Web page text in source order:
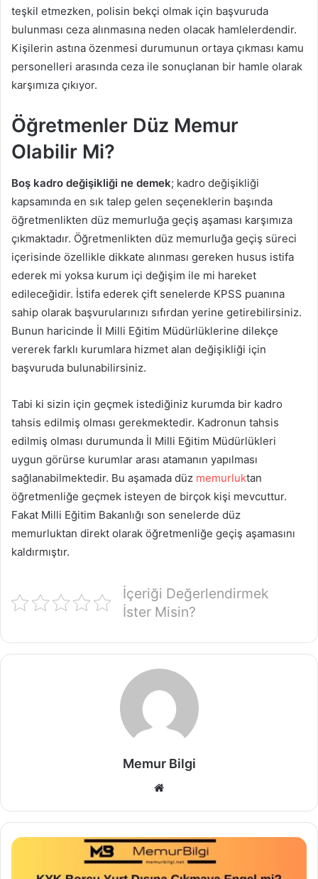
teşkil etmezken, polisin bekçi olmak için başvuruda
bulunması ceza alınmasına neden olacak hamlelerdendir.
Kişilerin astına özenmesi durumunun ortaya çıkması kamu
personelleri arasında ceza ile sonuçlanan bir hamle olarak
karşımıza çıkıyor.
Öğretmenler Düz Memur
Olabilir Mi?
Boş kadro değişikliği ne demek; kadro değişikliği
kapsamında en sık talep gelen seçeneklerin başında
öğretmenlikten düz memurluğa geçiş aşaması karşımıza
çıkmaktadır. Öğretmenlikten düz memurluğa geçiş süreci
içerisinde özellikle dikkate alınması gereken husus istifa
ederek mi yoksa kurum içi değişim ile mi hareket
edileceğidir. İstifa ederek çift senelerde KPSS puanına
sahip olarak başvurularınızı sıfırdan yerine getirebilirsiniz.
Bunun haricinde İl Milli Eğitim Müdürlüklerine dilekçe
vererek farklı kurumlara hizmet alan değişikliği için
başvuruda bulunabilirsiniz.
Tabi ki sizin için geçmek istediğiniz kurumda bir kadro
tahsis edilmiş olması gerekmektedir. Kadronun tahsis
edilmiş olması durumunda İl Milli Eğitim Müdürlükleri
uygun görürse kurumlar arası atamanın yapılması
sağlanabilmektedir. Bu aşamada düz memurluktan
öğretmenliğe geçmek isteyen de birçok kişi mevcuttur.
Fakat Milli Eğitim Bakanlığı son senelerde düz
memurluktan direkt olarak öğretmenliğe geçiş aşamasını
kaldırmıştır.
İçeriği Değerlendirmek
İster Misin?
Memur Bilgi
Web